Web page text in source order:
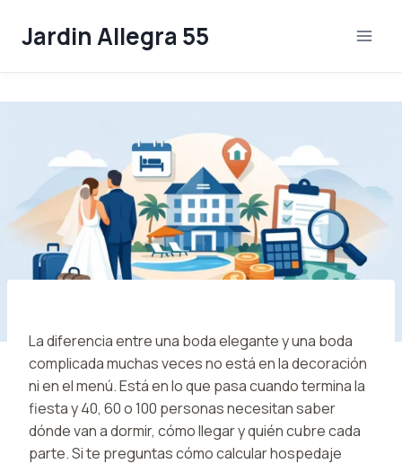
Jardin Allegra 55
La diferencia entre una boda elegante y una boda
complicada muchas veces no está en la decoración
ni en el menú. Está en lo que pasa cuando termina la
fiesta y 40, 60 o 100 personas necesitan saber
dónde van a dormir, cómo llegar y quién cubre cada
parte. Si te preguntas cómo calcular hospedaje